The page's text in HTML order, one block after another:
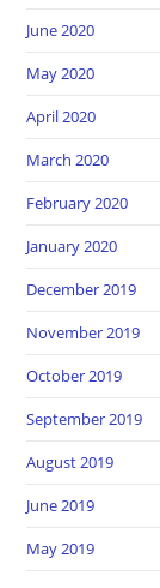
June 2020
May 2020
April 2020
March 2020
February 2020
January 2020
December 2019
November 2019
October 2019
September 2019
August 2019
June 2019
May 2019